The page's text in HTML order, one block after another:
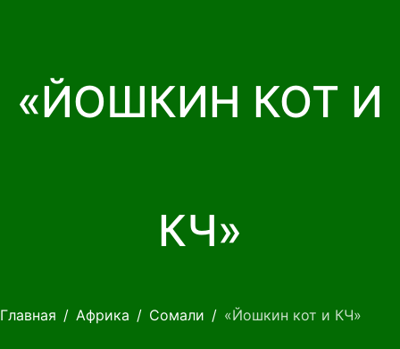
«ЙОШКИН КОТ И
КЧ»
Главная Африка Сомали «Йошкин кот и КЧ»